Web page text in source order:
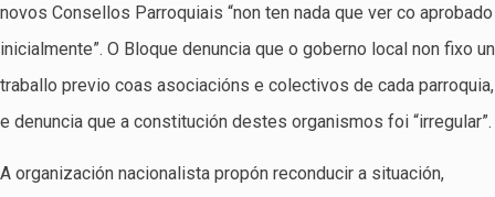
novos Consellos Parroquiais “non ten nada que ver co aprobado
inicialmente”. O Bloque denuncia que o goberno local non fixo un
traballo previo coas asociacións e colectivos de cada parroquia,
e denuncia que a constitución destes organismos foi “irregular”.
A organización nacionalista propón reconducir a situación,